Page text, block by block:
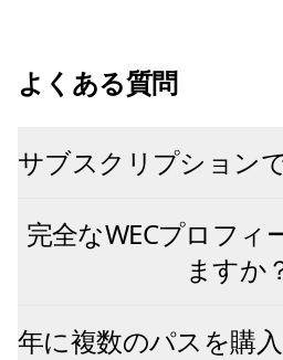
よくある質問
サブスクリプション
完全なWECプロフィ
ますか
年に複数のパスを購